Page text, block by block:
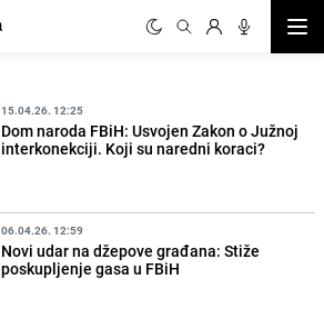
15.04.26. 12:25
Dom naroda FBiH: Usvojen Zakon o Južnoj
interkonekciji. Koji su naredni koraci?
06.04.26. 12:59
Novi udar na džepove građana: Stiže
poskupljenje gasa u FBiH